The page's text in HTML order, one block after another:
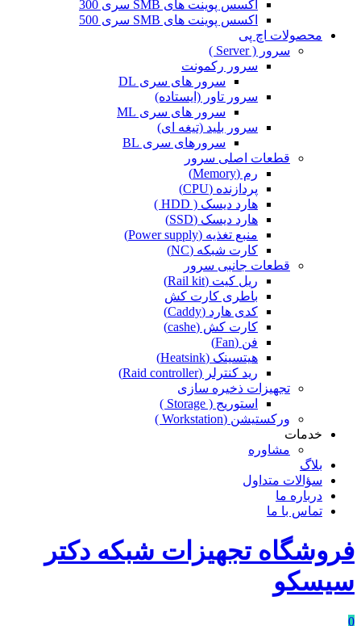
اکسس پوینت های SMB سری 300
اکسس پوینت های SMB سری 500
محصولات اچ پی
سرور ( Server )
سرور رکمونت
سرور های سری DL
سرور تاور (ایستاده)
سرور های سری ML
سرور بلید (تیغه ای)
سرورهای سری BL
قطعات اصلی سرور
رم (Memory)
پردازنده (CPU)
هارد دیسک ( HDD )
هارد دیسک (SSD)
منبع تغذیه (Power supply)
کارت شبکه (NC)
قطعات جانبی سرور
ریل کیت (Rail kit)
باطری کارت کش
کدی هارد (Caddy)
کارت کش (cashe)
فن (Fan)
هیتسینک (Heatsink)
رید کنترلر (Raid controller)
تجهیزات ذخیره سازی
استوریج ( Storage )
ورکستیشن (Workstation )
خدمات
مشاوره
بلاگ
سؤالات متداول
درباره ما
تماس با ما
فروشگاه تجهیزات شبکه دکتر
سیسکو
0